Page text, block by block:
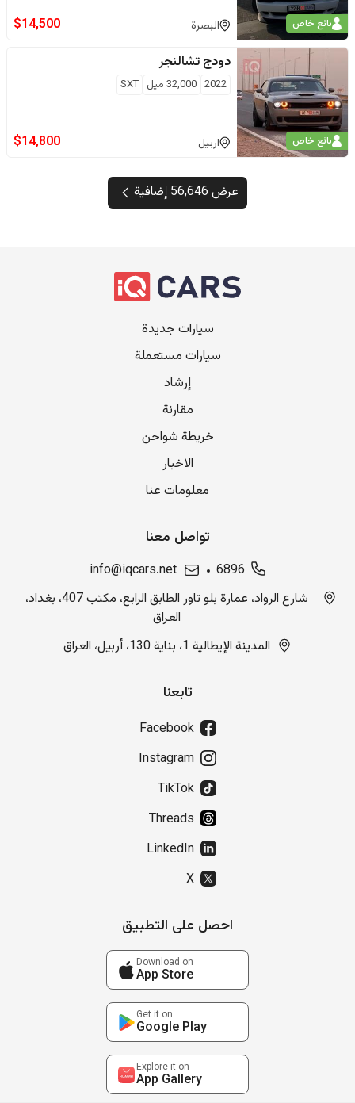
بائع خاص البصرة $14,500
بائع خاص
دودج تشالنجر
2022
32,000 ميل SXT
اربيل $14,800
عرض 56,646 إضافية
سيارات جديدة
سيارات مستعملة
إرشاد
مقارنة
خريطة شواحن
الاخبار
معلومات عنا
تواصل معنا
6896
info@iqcars.net
شارع الرواد، عمارة بلو تاور الطابق الرابع، مكتب 407، بغداد،
العراق
المدينة الإيطالية 1، بناية 130، أربيل، العراق
تابعنا
Facebook
Instagram
TikTok
Threads
LinkedIn
X
احصل على التطبيق
Download on
App Store
Get it on
Google Play
Explore it on
App Gallery